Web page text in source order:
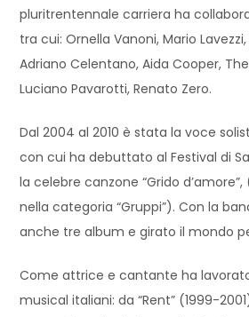
pluritrentennale carriera ha
tra cui: Ornella Vanoni, Mario
Adriano Celentano, Aida Cooper,
Luciano Pavarotti, Renato Zero.
Dal 2004 al 2010 è stata la voce
con cui ha debuttato al Festival di
la celebre canzone “Grido
nella categoria “Gruppi”). Con la
anche tre album e girato il mondo
Come attrice e cantante ha
musical italiani: da “Rent” (1999-